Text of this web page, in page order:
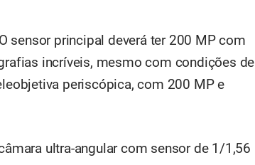
sensor principal deverá ter 200 MP com
incríveis, mesmo com condições de
periscópica, com 200 MP e
ultra-angular com sensor de 1/1,56